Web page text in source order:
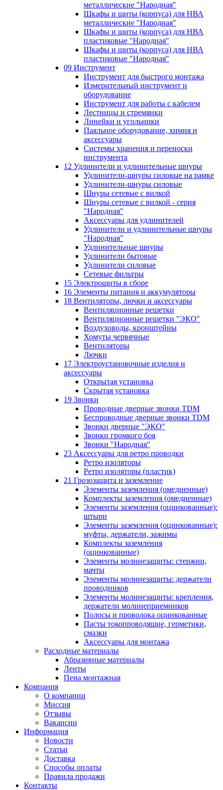
металлические "Народная"
Шкафы и щиты (корпуса) для НВА
металлические "Народная"
Шкафы и щиты (корпуса) для НВА
пластиковые "Народная"
Шкафы и щиты (корпуса) для НВА
пластиковые "Народная"
09 Инструмент
Инструмент для быстрого монтажа
Измерительный инструмент и
оборудование
Инструмент для работы с кабелем
Лестницы и стремянки
Линейки и угольники
Паяльное оборудование, химия и
аксессуары
Системы хранения и переноски
инструмента
12 Удлинители и удлинительные шнуры
Удлинители-шнуры силовые на рамке
Удлинители-шнуры силовые
Шнуры сетевые с вилкой
Шнуры сетевые с вилкой - серия
"Народная"
Аксессуары для удлинителей
Удлинители и удлинительные шнуры
"Народная"
Удлинительные шнуры
Удлинители бытовые
Удлинители силовые
Сетевые фильтры
15 Электрощиты в сборе
16 Элементы питания и аккумуляторы
18 Вентиляторы, лючки и аксессуары
Вентиляционные решетки
Вентиляционные решетки "ЭКО"
Воздуховоды, кронштейны
Хомуты червячные
Вентиляторы
Лючки
17 Электроустановочные изделия и
аксессуары
Открытая установка
Скрытая установка
19 Звонки
Проводные дверные звонки TDM
Беспроводные дверные звонки TDM
Звонки дверные "ЭКО"
Звонки громкого боя
Звонки "Народная"
23 Аксессуары для ретро проводки
Ретро изоляторы
Ретро изоляторы (пластик)
21 Грозозащита и заземление
Элементы заземления (омедненные)
Комплекты заземления (омедненные)
Элементы заземления (оцинкованные):
штыри
Элементы заземления (оцинкованные):
муфты, держатели, зажимы
Комплекты заземления
(оцинкованные)
Элементы молниезащиты: стержни,
мачты
Элементы молниезащиты: держатели
проводников
Элементы молниезащиты: крепления,
держатели молниеприемников
Полосы и проволока оцинкованные
Пасты токопроводящие, герметики,
смазки
Аксессуары для монтажа
Расходные материалы
Абразивные материалы
Ленты
Пена монтажная
Компания
О компании
Миссия
Отзывы
Вакансии
Информация
Новости
Статьи
Доставка
Способы оплаты
Правила продажи
Контакты